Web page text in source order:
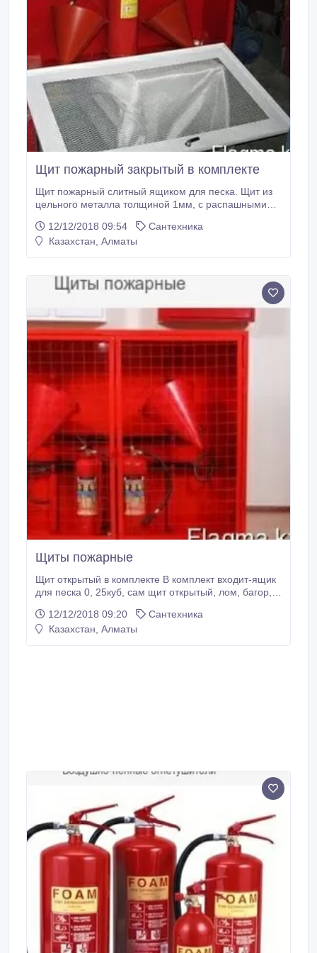
Щит пожарный закрытый в комплекте
Щит пожарный слитный ящиком для песка. Щит из
цельного металла толщиной 1мм, с распашными
для подвешивания пожарного инвентаря. Ящик для
песка на ножках 0, 5 с надписью "ПЕСОК"
конус ведра.
12/12/2018 09:54
Сантехника
Казахстан, Алматы
Щиты пожарные
Щит открытый в комплекте В комплект входит-ящик
для песка 0, 25куб, сам щит открытый, лом, багор, 2
полотна) Вы можете отправить Ваши заявки на наш
электронный адрес. Цену и наличие уточняйте по
12/12/2018 09:20
Сантехника
Казахстан, Алматы